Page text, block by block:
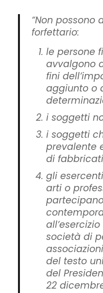
“Non possono
forfettario:
le persone
avvalgono
fini
aggiunto o
i soggetti
i soggetti
prevalente
di
gli
arti o
società di
del testo
del
22